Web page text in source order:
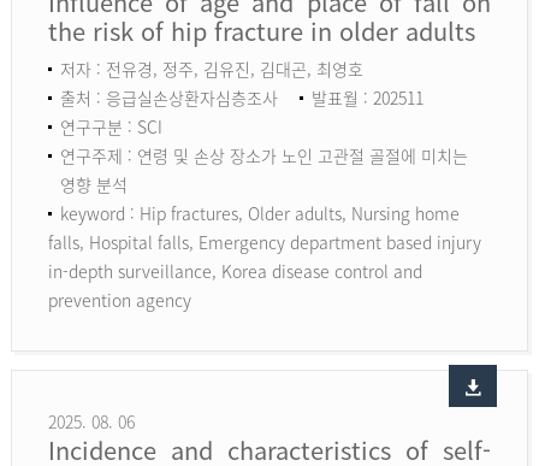
the risk of hip fracture in older adults
저자 : 전유경, 정주, 김유진, 김대곤, 최영호
출처 : 응급실손상환자심층조사
발표월 : 202511
연구구분 : SCI
연구주제 : 연령 및 손상 장소가 노인 고관절 골절에 미치는
영향 분석
keyword : Hip fractures, Older adults, Nursing home
falls, Hospital falls, Emergency department based injury
in-depth surveillance, Korea disease control and
prevention agency
2025. 08. 06
Incidence and characteristics of self-